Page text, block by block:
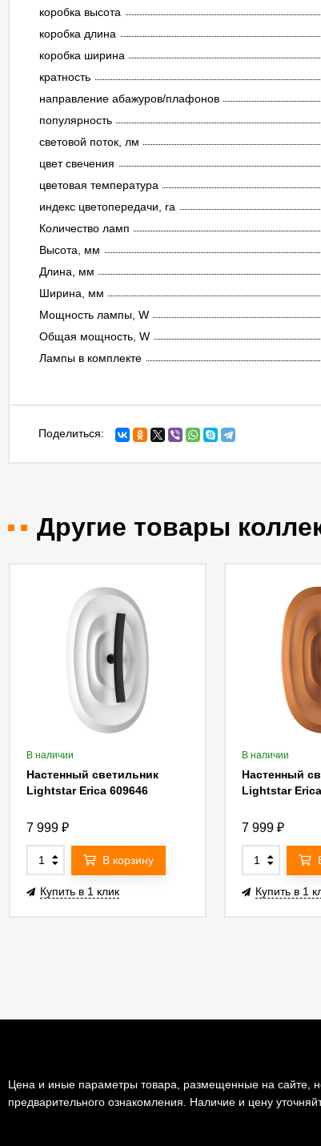
коробка высота
коробка длина
коробка ширина
кратность
направление абажуров/плафонов
популярность
световой поток, лм
цвет свечения
цветовая температура
индекс цветопередачи, ra
Количество ламп
Высота, мм
Длина, мм
Ширина, мм
Мощность лампы, W
Общая мощность, W
Лампы в комплекте
Поделиться:
Другие товары
В наличии
Настенный светильник
Lightstar Erica 609646
7 999 ₽
В корзину
Купить в 1 клик
В наличии
Настенный
Lightstar
7 999 ₽
Купить в 1
Цена и иные параметры товара, размещенные на сайте,
предварительного ознакомления. Наличие и цену